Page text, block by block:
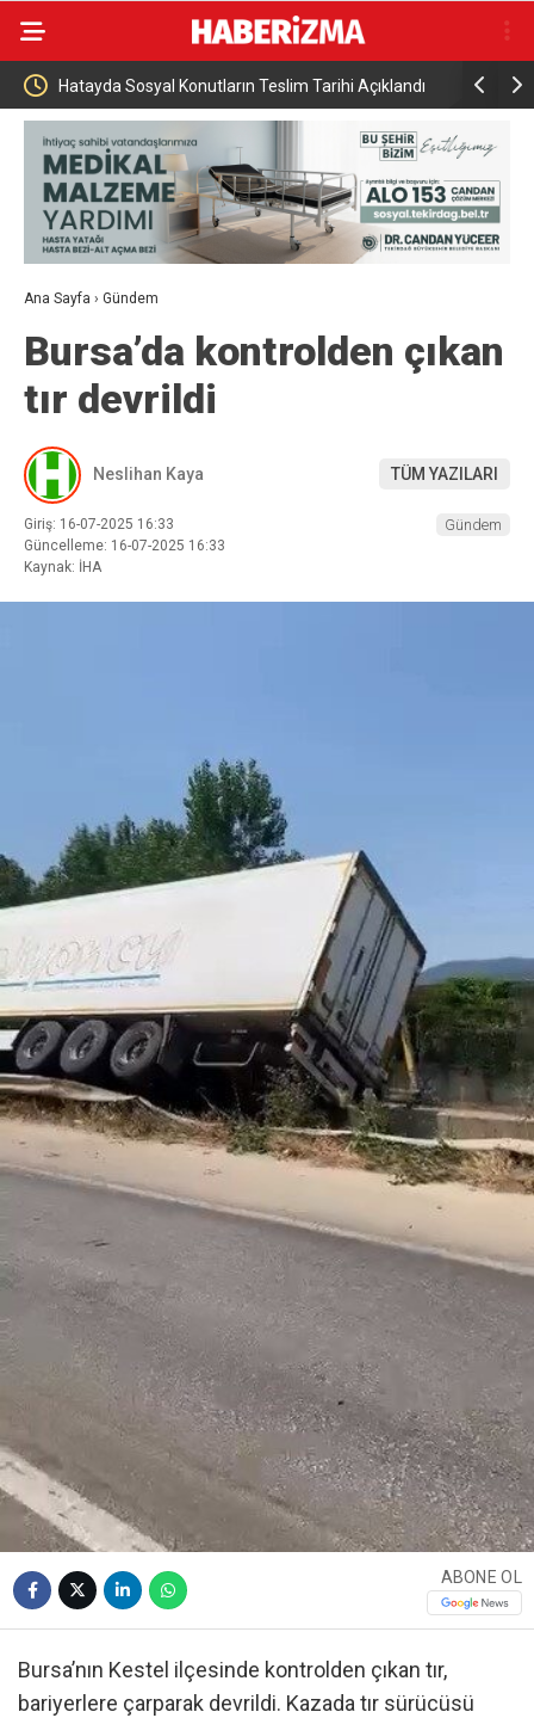
Konutların Teslim Tarihi Açıklandı Hazine ve Maliye Bakanı
Ana Sayfa › Gündem
Bursa’da kontrolden çıkan
tır devrildi
Neslihan Kaya TÜM YAZILARI
Giriş: 16-07-2025 16:33
Güncelleme: 16-07-2025 16:33
Kaynak: İHA
Gündem
ABONE OL
Bursa’nın Kestel ilçesinde kontrolden çıkan tır,
bariyerlere çarparak devrildi. Kazada tır sürücüsü